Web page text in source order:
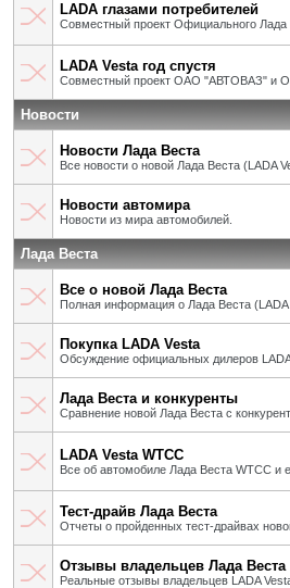
LADA глазами потребителей
Совместный проект Официального
LADA Vesta год спустя
Совместный проект ОАО "АВТОВАЗ" и
Новости
Новости Лада Веста
Все новости о новой Лада Веста (LADA
Новости автомира
Новости из мира автомобилей.
Лада Веста
Все о новой Лада Веста
Полная информация о Лада Веста (LADA
Покупка LADA Vesta
Обсуждение официальных дилеров
Лада Веста и конкуренты
Сравнение новой Лада Веста с
LADA Vesta WTCC
Все об автомобиле Лада Веста WTCC и
Тест-драйв Лада Веста
Отчеты о пройденных тест-драйвах
Отзывы владельцев Лада Веста
Реальные отзывы владельцев LADA